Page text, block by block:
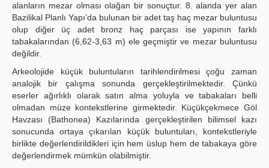
alanların mezar olması olağan bir sonuçtur. 8. alanda yer alan
Bazilikal Planlı Yapı’da bulunan bir adet taş haç mezar buluntusu
olup diğer üç adet bronz haç parçası ise yapının farklı
tabakalarından (6,62-3,63 m) ele geçmiştir ve mezar buluntusu
değildir.
Arkeolojide küçük buluntuların tarihlendirilmesi çoğu zaman
analojik bir çalışma sonunda gerçekleştirilmektedir. Çünkü
eserler ağırlıklı olarak satın alma yoluyla ve tabakaları belli
olmadan müze kontekstlerine girmektedir. Küçükçekmece Göl
Havzası (Bathonea) Kazılarında gerçekleştirilen bilimsel kazı
sonucunda ortaya çıkarılan küçük buluntuları, kontekstleriyle
birlikte değerlendirildikleri için hem üslup hem de tabakaya göre
değerlendirmek mümkün olabilmiştir.